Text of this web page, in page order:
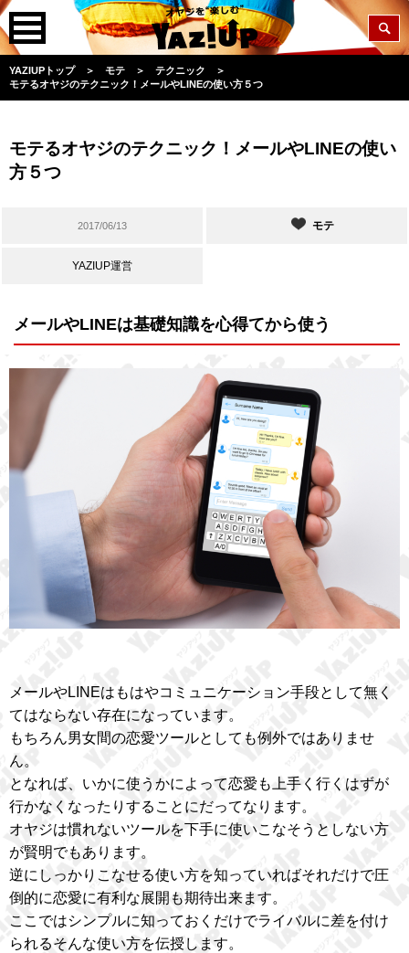
YAZIUPトップ ＞ モテ ＞ テクニック
＞
モテるオヤジのテクニック！メールやLINEの使い方５つ
モテるオヤジのテクニック！メールやLINEの使い
方５つ
2017/06/13 モテ
YAZIUP運営
メールやLINEは基礎知識を心得てから使う
メールやLINEはもはやコミュニケーション手段として無く
てはならない存在になっています。
もちろん男女間の恋愛ツールとしても例外ではありませ
ん。
となれば、いかに使うかによって恋愛も上手く行くはずが
行かなくなったりすることにだってなります。
オヤジは慣れないツールを下手に使いこなそうとしない方
が賢明でもあります。
逆にしっかりこなせる使い方を知っていればそれだけで圧
倒的に恋愛に有利な展開も期待出来ます。
ここではシンプルに知っておくだけでライバルに差を付け
られるそんな使い方を伝授します。